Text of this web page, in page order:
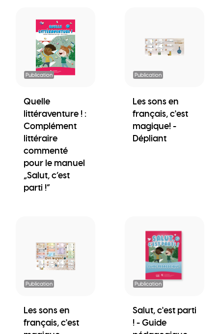
Publication
Quelle
littéraventure ! :
Complément
littéraire
commenté
pour le manuel
„Salut, c’est
parti !“
Publication
Les sons en
français, c'est
magique! -
Dépliant
Publication
Les sons en
français, c'est
Publication
Salut, c'est parti
! - Guide